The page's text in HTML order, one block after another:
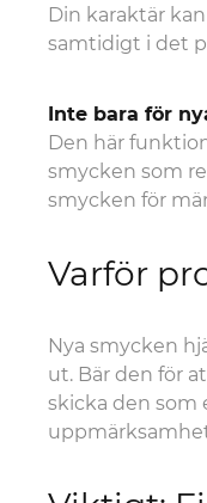
Din karaktär
samtidigt i det
Inte bara för
Den här
smycken som
smycken för
Varför
Nya smycken
ut. Bär den för
skicka den som